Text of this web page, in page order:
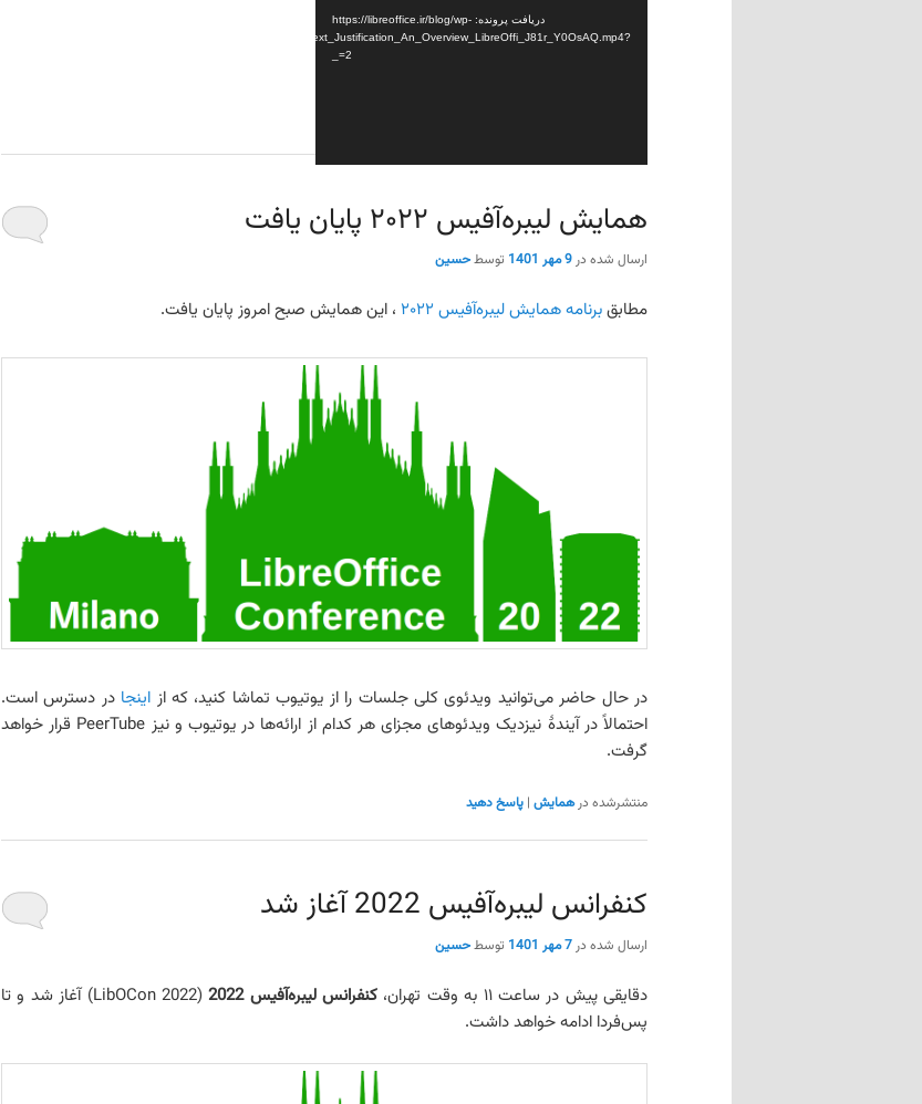
دریافت پرونده: https://libreoffice.ir/blog/wp-
content/uploads/2022/12/Arabic_Persian_Text_Justification_An_Overview_LibreOffi_J81r_Y0OsAQ.mp4?
_=2
همایش لیبره‌آفیس ۲۰۲۲ پایان یافت
ارسال شده در 9 مهر 1401 توسطحسین
مطابقبرنامه همایش لیبره‌آفیس ۲۰۲۲ ، این همایش صبح امروز پایان یافت.
در حال حاضر می‌توانید ویدئوی کلی جلسات را از یوتیوب تماشا کنید، که از اینجا در دسترس است.
احتمالاً در آیندهٔ نیزدیک ویدئوهای مجزای هر کدام از ارائه‌ها در یوتیوب و نیز PeerTube قرار خواهد
گرفت.
منتشرشده در همایش | پاسخ دهید
کنفرانس لیبره‌آفیس 2022 آغاز شد
ارسال شده در 7 مهر 1401 توسطحسین
دقایقی پیش در ساعت ۱۱ به وقت تهران، کنفرانس لیبره‌آفیس 2022
(LibOCon 2022) آغاز شد و تا
پس‌فردا ادامه خواهد داشت.